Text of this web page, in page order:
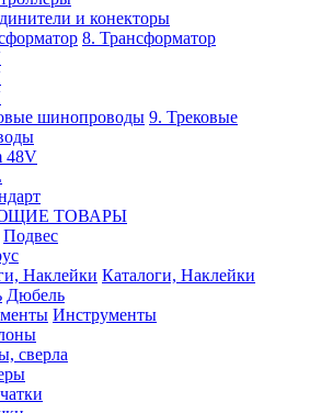
и конекторы
8. Трансформатор
9. Трековые
48V
ТОВАРЫ
Подвес
Каталоги, Наклейки
Дюбель
Инструменты
сверла